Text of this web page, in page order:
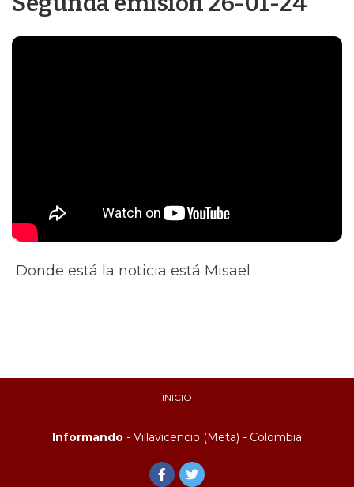
Donde está la noticia está Misael
INICIO
Informando - Villavicencio (Meta) - Colombia